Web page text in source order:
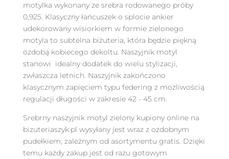
motylka wykonany ze srebra rodowanego próby
0,925. Klasyczny łańcuszek o splocie ankier
udekorowany wisiorkiem w formie zielonego
motyla to subtelna biżuteria, która będzie piękną
ozdobą kobiecego dekoltu. Naszyjnik motyl
stanowi idealny dodatek do wielu stylizacji,
zwłaszcza letnich. Naszyjnik zakończono
klasycznym zapięciem typu federing z możliwością
regulacji długości w zakresie 42 - 45 cm.
Srebrny naszyjnik motyl zielony kupiony online na
bizuteriaszyk.pl wysyłany jest wraz z ozdobnym
pudełkiem, zależnym od asortymentu gratis. Dzięki
temu każdy zakup jest od razu gotowym